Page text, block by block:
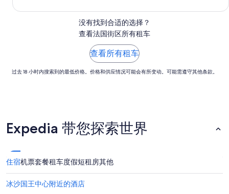
16
没有找到合适的选择？
查看法国街区所有租车
查看所有租车
过去 18 小时内搜索到的最低价格。价格和供应情况可能会有所变动。可能需遵守其他条款。
Expedia 带您探索世界
住宿机票套餐租车度假短租房其他
冰沙国王中心附近的酒店